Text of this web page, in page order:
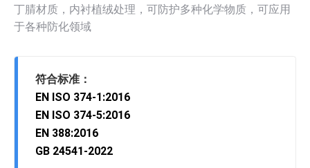
丁腈材质，内衬植绒处理，可防护多种化学物质，可应用
于各种防化领域
符合标准：
EN ISO 374-1:2016
EN ISO 374-5:2016
EN 388:2016
GB 24541-2022